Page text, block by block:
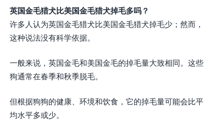
英国金毛猎犬比美国金毛猎犬掉毛多吗？
许多人认为英国金毛猎犬比美国金毛猎犬掉毛少；然而，
这种说法没有科学依据。
一般来说，英国金毛和美国金毛的掉毛量大致相同。这些
狗通常在春季和秋季脱毛。
但根据狗狗的健康、环境和饮食，它的掉毛量可能会比平
均水平多或少。